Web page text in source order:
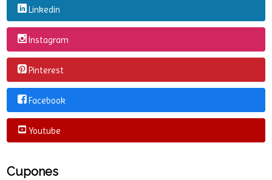
Linkedin
Instagram
Pinterest
Facebook
Youtube
Cupones